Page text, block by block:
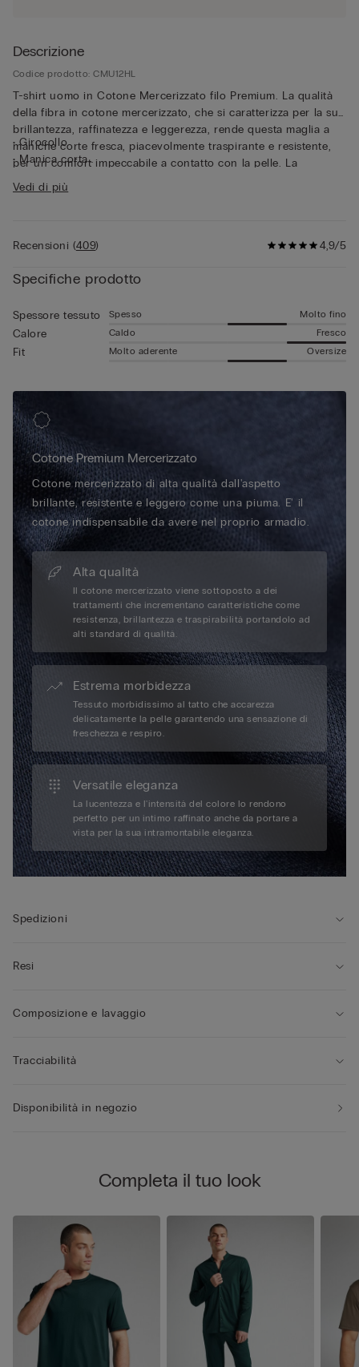
Descrizione
Codice prodotto: CMU12HL
T-shirt uomo in Cotone Mercerizzato filo Premium. La qualità
della fibra in cotone mercerizzato, che si caratterizza per la sua
brillantezza, raffinatezza e leggerezza, rende questa maglia a
maniche corte fresca, piacevolmente traspirante e resistente,
per un comfort impeccabile a contatto con la pelle. La
vestibilità regular accompagna il corpo con naturalezza.
Pensata per chi ricerca qualità e funzionalità, questa t-shirt in
rinunciare ad eleganza e stile, sia sotto ad una giacca per un
• Girocollo
• Manica corta
• 100% cotone
Vedi di più
4,9/5
Recensioni(409)
Specifiche prodotto
Spessore tessuto Spesso Molto fino
Calore Caldo Fresco
Fit Molto aderente Oversize
Cotone Premium Mercerizzato
Cotone mercerizzato di alta qualità dall'aspetto
brillante, resistente e leggero come una piuma. E' il
cotone indispensabile da avere nel proprio armadio.
Alta qualità
Il cotone mercerizzato viene sottoposto a dei
trattamenti che incrementano caratteristiche come
resistenza, brillantezza e traspirabilità portandolo ad
alti standard di qualità.
Estrema morbidezza
Tessuto morbidissimo al tatto che accarezza
delicatamente la pelle garantendo una sensazione di
freschezza e respiro.
Versatile eleganza
La lucentezza e l'intensità del colore lo rendono
perfetto per un intimo raffinato anche da portare a
vista per la sua intramontabile eleganza.
Spedizioni
Resi
Composizione e lavaggio
Tracciabilità
Disponibilità in negozio
Completa il tuo look